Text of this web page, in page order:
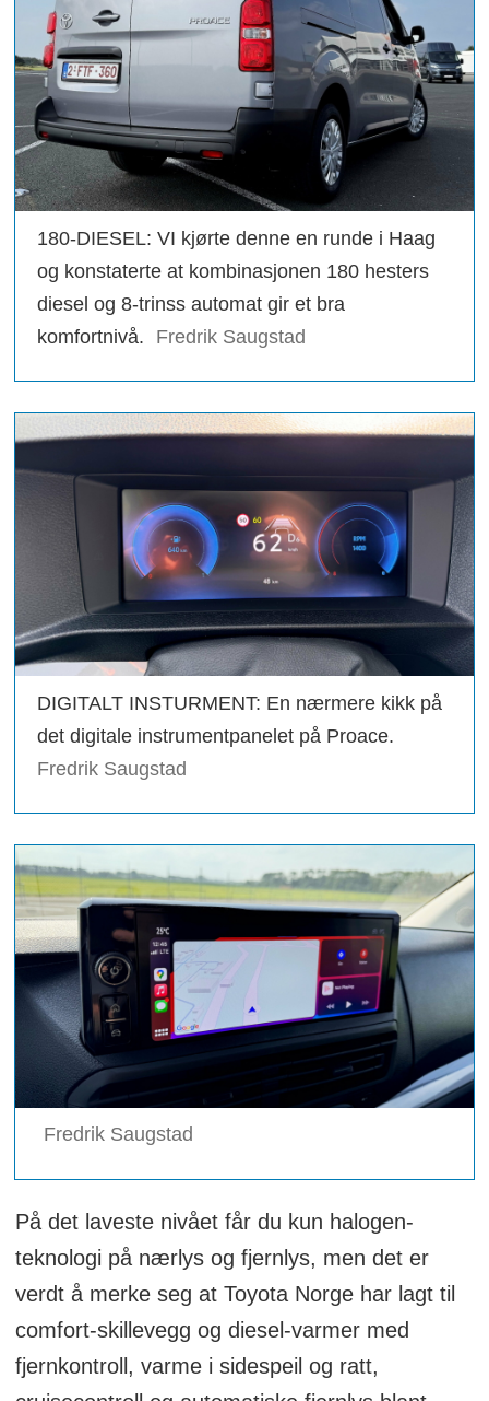
180-DIESEL: VI kjørte denne en runde i Haag
og konstaterte at kombinasjonen 180 hesters
diesel og 8-trinss automat gir et bra
komfortnivå.
Fredrik Saugstad
DIGITALT INSTURMENT: En nærmere kikk på
det digitale instrumentpanelet på Proace.
Fredrik Saugstad
Fredrik Saugstad
På det laveste nivået får du kun halogen-
teknologi på nærlys og fjernlys, men det er
verdt å merke seg at Toyota Norge har lagt til
comfort-skillevegg og diesel-varmer med
fjernkontroll, varme i sidespeil og ratt,